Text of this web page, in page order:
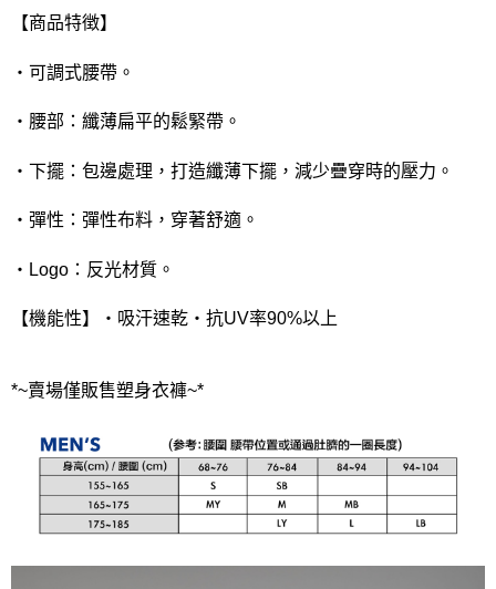
【商品特徴】
・可調式腰帶。
・腰部：纖薄扁平的鬆緊帶。
・下擺：包邊處理，打造纖薄下擺，減少疊穿時的壓力。
・彈性：彈性布料，穿著舒適。
・Logo：反光材質。
【機能性】・吸汗速乾・抗UV率90%以上
*~賣場僅販售塑身衣褲~*